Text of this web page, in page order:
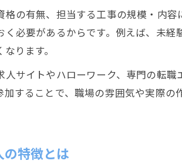
未経験から配管工を目
配管工で未経験者が成
配管工の経験ゼロから
配管工で未経験から安
の有無、担当する工事の規模・内
必要があるからです。例えば、未
ります。
サイトやハローワーク、専門の転
することで、職場の雰囲気や実際
特徴とは